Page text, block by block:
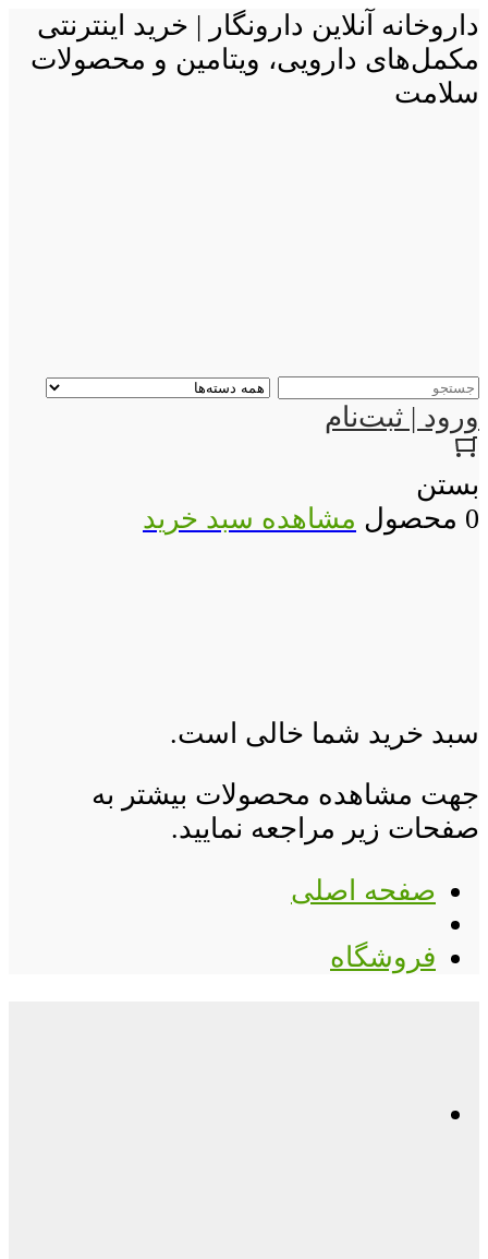
داروخانه آنلاین دارونگار | خرید اینترنتی
مکمل‌های دارویی، ویتامین و محصولات
سلامت
ورود | ثبت‌نام
بستن
0 محصول
مشاهده سبد خرید
سبد خرید شما خالی است.
جهت مشاهده محصولات بیشتر به
صفحات زیر مراجعه نمایید.
صفحه اصلی
فروشگاه